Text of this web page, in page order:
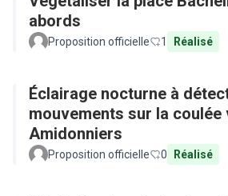
abords
Proposition officielle 1 Réalisé
Éclairage nocturne à
mouvements sur la coulée
Amidonniers
Proposition officielle 0 Réalisé